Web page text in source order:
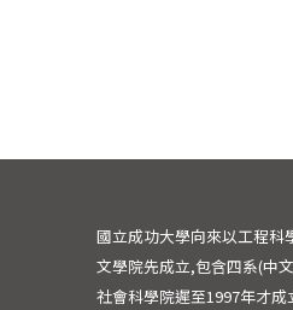
國立成功大學向來以工程科
文學院先成立,包含四系(中
社會科學院遲至1997年才